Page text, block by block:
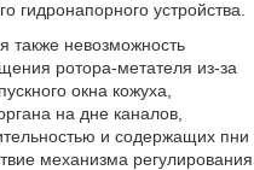
гидронапорного устройства.
также невозможность
ротора-метателя из-за
окна кожуха,
на дне каналов,
и содержащих пни
механизма регулирования